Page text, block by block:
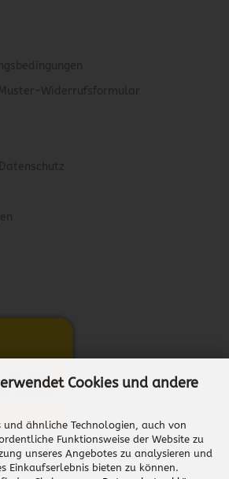
Cookies und andere
und ähnliche Technologien, auch von
Funktionsweise der Website zu
unseres Angebotes zu analysieren und
Einkaufserlebnis bieten zu können.
Widerrufsformular